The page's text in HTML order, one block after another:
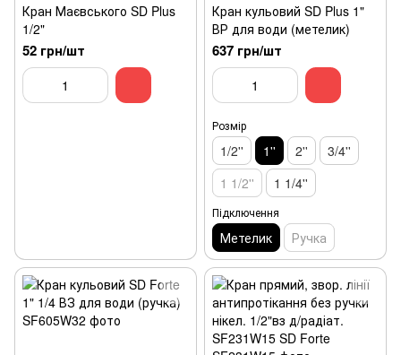
Кран Маєвського SD Plus
1/2"
52 грн/шт
Кран кульовий SD Plus 1"
ВР для води (метелик)
637 грн/шт
Розмір
1/2'' 1'' 2''
3/4''
1 1/2''
1 1/4''
Підключення
Метелик Ручка